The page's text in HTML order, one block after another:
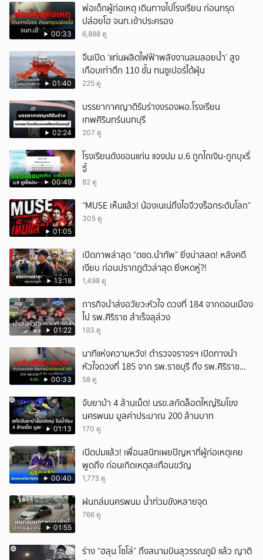
00:33
พ่อเด็กผู้ก่อเหตุ เดินทางไปโรงเรียน ก่อนทรุด
ปล่อยโฮ จนท.เข้าประครอง
6,888 ดู
01:40
จีนเปิด ‘แท่นผลิตไฟฟ้าพลังงานลมลอยน้ำ’ สูง
เกือบเท่าตึก 110 ชั้น ทนซูเปอร์ไต้ฝุ่น
225 ดู
02:24
บรรยากาศญาติรับร่างงรองผอ.โรงเรียน
เทพศิรินทร์นนทบุรี
207 ดู
00:49
โรงเรียนดังขอนแก่น แจงปม ม.6 ถูกไถเงิน-ถูกบุxรี่
จี้
82 ดู
01:05
“MUSE เห็นแล้ว! น้องเนเน่ถึงไอจีวงร็อกระดับโลก”
305 ดู
13:18
เปิดภาพล่าสุด “ตชด.นำทัพ” ยิ่งน่าสลด! หลังคดี
เงียบ ก่อนปรากฎตัวล่าสุด ยิ่งหดหู่?!
1,498 ดู
01:22
ภารกิจนำส่งอวัยวะหัวใจ ดวงที่ 184 จากดอนเมือง
ไป รพ.ศิริราช สำเร็จลุล่วง
193 ดู
00:33
นาทีแห่งความหวัง! ตำรวจจราจรฯ เปิดทางนำ
หัวใจดวงที่ 185 จาก รพ.ราชบุรี ถึง รพ.ศิริราช
สำเร็จใน 48 นาที
58 ดู
01:13
จับยาบ้า 4 ล้านเม็ด! นรข.สกัดล็อตใหญ่ริมโขง
นครพนม มูลค่าประมาณ 200 ล้านบาท
170 ดู
00:40
เปิดปมแล้ว! เพื่อนสนิทเผยปัญหาที่ผู้ก่อเหตุเคย
พูดถึง ก่อนเกิดเหตุสะเทือนขวัญ
1,775 ดู
01:55
ฝนถล่มนครพนม น้ำท่วมขังหลายจุด
766 ดู
ร่าง “ฮลุน โซโล่” ถึงสนามบินสุวรรณภูมิ แล้ว ญาติ